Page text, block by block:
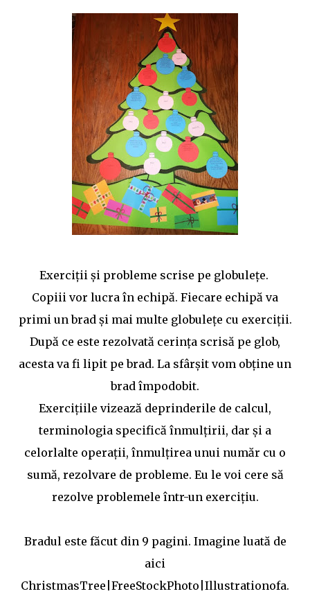
didactice/iancu-de-hunedoara-schita-lectiei-2 💥Jocuri
pe wordwall: quiz etichete Mult succes! Ilona
Exerciţii şi probleme scrise pe globuleţe.
Copiii vor lucra în echipă. Fiecare echipă va
primi un brad şi mai multe globuleţe cu exerciţii.
După ce este rezolvată cerinţa scrisă pe glob,
acesta va fi lipit pe brad. La sfârşit vom obţine un
brad împodobit.
Exerciţiile vizează deprinderile de calcul,
terminologia specifică înmulţirii, dar şi a
celorlalte operaţii, înmulţirea unui număr cu o
sumă, rezolvare de probleme. Eu le voi cere să
rezolve problemele într-un exerciţiu.
Bradul este făcut din 9 pagini. Imagine luată de
aici
ChristmasTree|FreeStockPhoto|Illustrationofa.